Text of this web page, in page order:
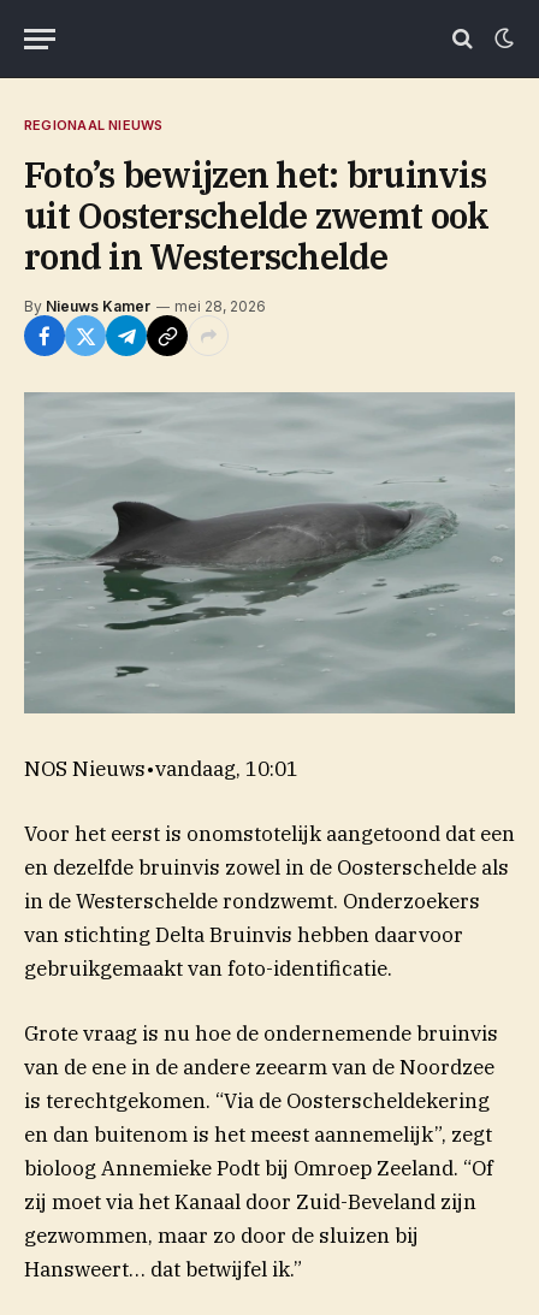
REGIONAAL NIEUWS
Foto’s bewijzen het: bruinvis
uit Oosterschelde zwemt ook
rond in Westerschelde
By Nieuws Kamer mei 28, 2026
NOS Nieuws•vandaag, 10:01
Voor het eerst is onomstotelijk aangetoond dat een
en dezelfde bruinvis zowel in de Oosterschelde als
in de Westerschelde rondzwemt. Onderzoekers
van stichting Delta Bruinvis hebben daarvoor
gebruikgemaakt van foto-identificatie.
Grote vraag is nu hoe de ondernemende bruinvis
van de ene in de andere zeearm van de Noordzee
is terechtgekomen. “Via de Oosterscheldekering
en dan buitenom is het meest aannemelijk”, zegt
bioloog Annemieke Podt bij Omroep Zeeland(opent
. “Of
zij moet via het Kanaal door Zuid-Beveland zijn
gezwommen, maar zo door de sluizen bij
Hansweert… dat betwijfel ik.”